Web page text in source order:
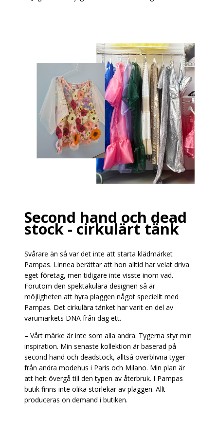
Second hand och dead
stock - cirkulärt tänk
Svårare än så var det inte att starta klädmärket
Pampas. Linnea berättar att hon alltid har velat driva
eget företag, men tidigare inte visste inom vad.
Förutom den spektakulära designen så är
möjligheten att hyra plaggen något speciellt med
Pampas. Det cirkulära tänket har varit en del av
varumärkets DNA från dag ett.
– Vårt märke är inte som alla andra. Tygerna styr min
inspiration. Min senaste kollektion är baserad på
second hand och deadstock, alltså överblivna tyger
från andra modehus i Paris och Milano. Min plan är
att helt övergå till den typen av återbruk. I Pampas
butik finns inte olika storlekar av plaggen. Allt
produceras on demand i butiken.